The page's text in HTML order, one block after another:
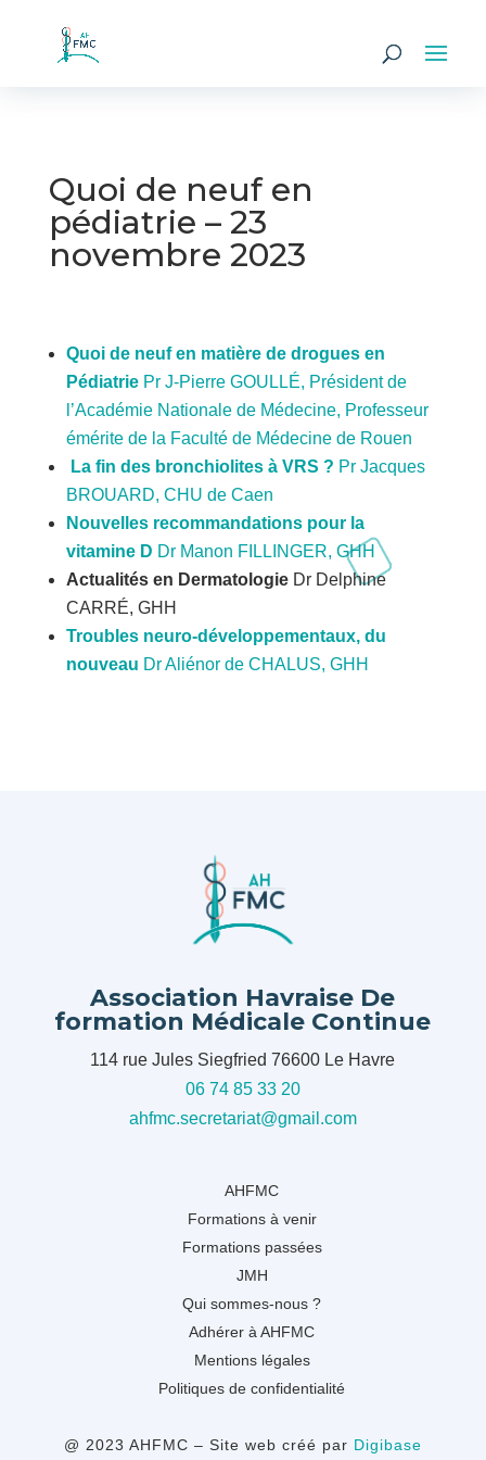
Quoi de neuf en
pédiatrie – 23
novembre 2023
Quoi de neuf en matière de drogues en
Pédiatrie Pr J-Pierre GOULLÉ, Président de
l’Académie Nationale de Médecine, Professeur
émérite de la Faculté de Médecine de Rouen
La fin des bronchiolites à VRS ? Pr Jacques
BROUARD, CHU de Caen
Nouvelles recommandations pour la
vitamine D Dr Manon FILLINGER, GHH
Actualités en Dermatologie Dr Delphine
CARRÉ, GHH
Troubles neuro-développementaux, du
nouveau Dr Aliénor de CHALUS, GHH
Association Havraise De
formation Médicale Continue
114 rue Jules Siegfried 76600 Le Havre
06 74 85 33 20
ahfmc.secretariat@gmail.com
AHFMC
Formations à venir
Formations passées
JMH
Qui sommes-nous ?
Adhérer à AHFMC
Mentions légales
Politiques de confidentialité
@ 2023 AHFMC – Site web créé par Digibase